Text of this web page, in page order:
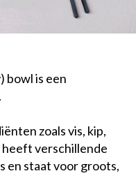
bowl is een
zoals vis, kip,
verschillende
en staat voor groots,